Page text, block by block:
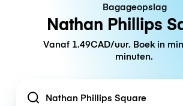
Bagageopslag
Nathan Phillips
Vanaf 1.49CAD/uur. Boek in
minuten.
Location